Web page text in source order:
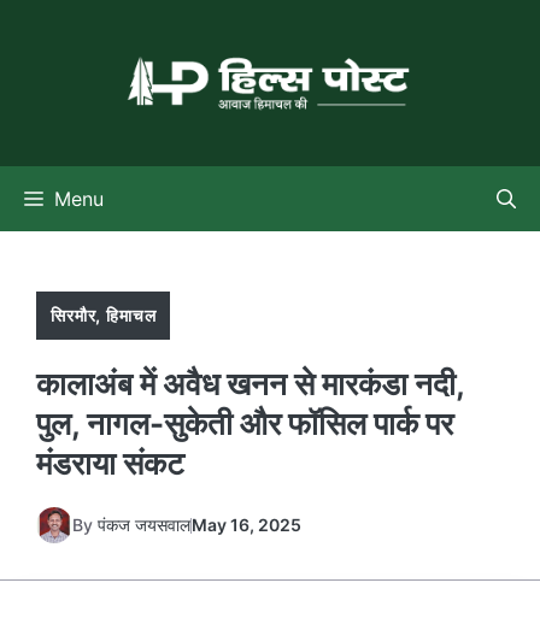
Menu
सिरमौर,हिमाचल
कालाअंब में अवैध खनन से मारकंडा नदी,
पुल, नागल-सुकेती और फॉसिल पार्क पर
मंडराया संकट
By पंकज जयसवालMay 16, 2025